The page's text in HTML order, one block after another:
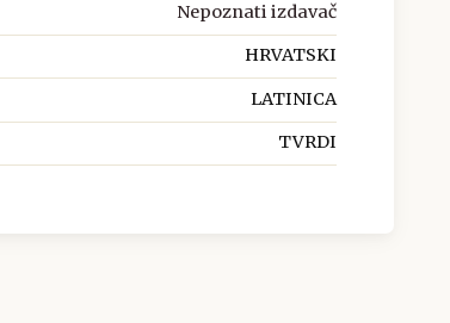
Nepoznati izdavač
HRVATSKI
LATINICA
TVRDI